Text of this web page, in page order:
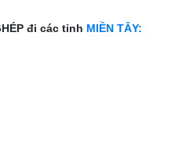
đi các tỉnh MIỀN TÂY: